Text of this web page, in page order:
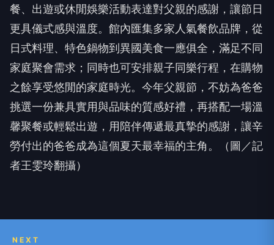
餐、出遊或休閒娛樂活動表達對父親的感謝，讓節日
更具儀式感與溫度。館內匯集多家人氣餐飲品牌，從
日式料理、特色鍋物到異國美食一應俱全，滿足不同
家庭聚會需求；同時也可安排親子同樂行程，在購物
之餘享受悠閒的家庭時光。今年父親節，不妨為爸爸
挑選一份兼具實用與品味的質感好禮，再搭配一場溫
馨聚餐或輕鬆出遊，用陪伴傳遞最真摯的感謝，讓辛
勞付出的爸爸成為這個夏天最幸福的主角。（圖／記
者王雯玲翻攝）
NEXT